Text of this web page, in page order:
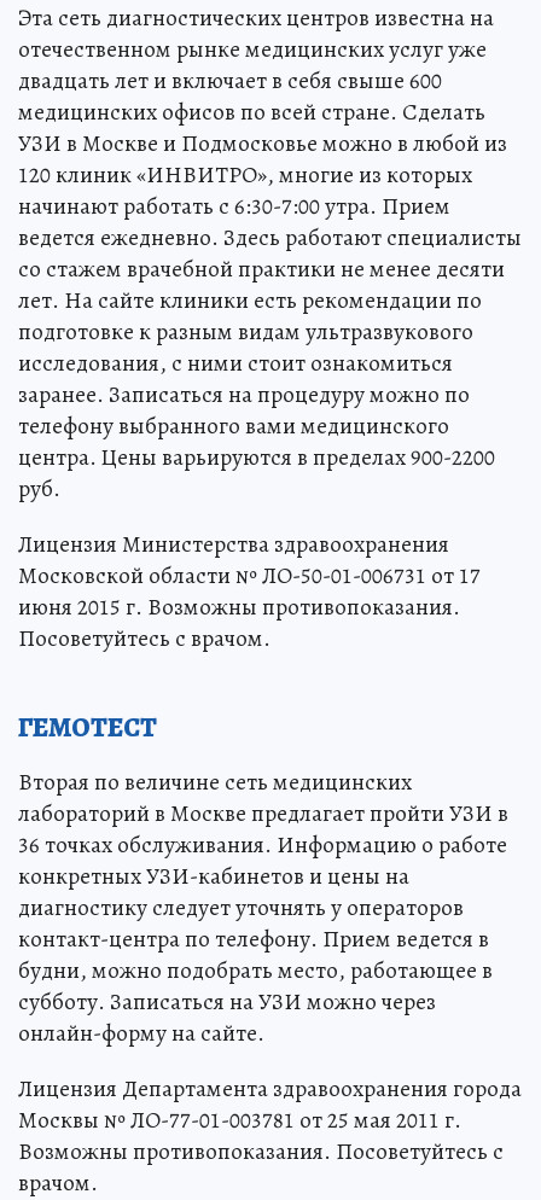
Эта сеть диагностических центров известна на
отечественном рынке медицинских услуг уже
двадцать лет и включает в себя свыше 600
медицинских офисов по всей стране. Сделать
УЗИ в Москве и Подмосковье можно в любой из
120 клиник «ИНВИТРО», многие из которых
начинают работать с 6:30-7:00 утра. Прием
ведется ежедневно. Здесь работают специалисты
со стажем врачебной практики не менее десяти
лет. На сайте клиники есть рекомендации по
подготовке к разным видам ультразвукового
исследования, с ними стоит ознакомиться
заранее. Записаться на процедуру можно по
телефону выбранного вами медицинского
центра. Цены варьируются в пределах 900-2200
руб.
Лицензия Министерства здравоохранения
Московской области № ЛО-50-01-006731 от 17
июня 2015 г. Возможны противопоказания.
Посоветуйтесь с врачом.
ГЕМОТЕСТ
Вторая по величине сеть медицинских
лабораторий в Москве предлагает пройти УЗИ в
36 точках обслуживания. Информацию о работе
конкретных УЗИ-кабинетов и цены на
диагностику следует уточнять у операторов
контакт-центра по телефону. Прием ведется в
будни, можно подобрать место, работающее в
субботу. Записаться на УЗИ можно через
онлайн-форму на сайте.
Лицензия Департамента здравоохранения города
Москвы № ЛО-77-01-003781 от 25 мая 2011 г.
Возможны противопоказания. Посоветуйтесь с
врачом.